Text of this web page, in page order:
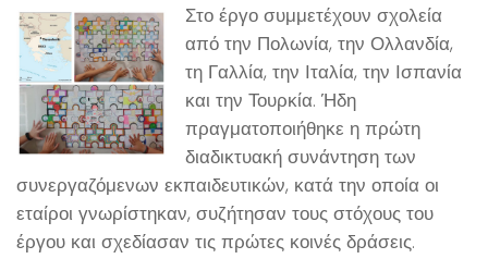
Στο έργο συμμετέχουν σχολεία
από την Πολωνία, την Ολλανδία,
τη Γαλλία, την Ιταλία, την Ισπανία
και την Τουρκία. Ήδη
πραγματοποιήθηκε η πρώτη
διαδικτυακή συνάντηση των
συνεργαζόμενων εκπαιδευτικών, κατά την οποία οι
εταίροι γνωρίστηκαν, συζήτησαν τους στόχους του
έργου και σχεδίασαν τις πρώτες κοινές δράσεις.